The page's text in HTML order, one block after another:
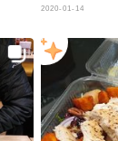
2020-01-14